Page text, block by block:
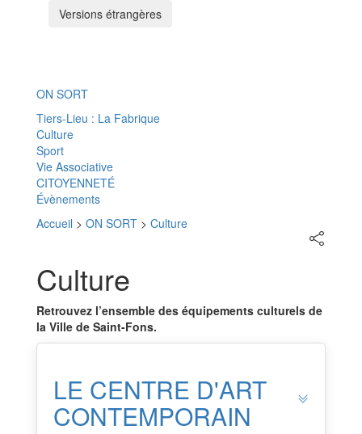
Versions étrangères
ON SORT
Tiers-Lieu : La Fabrique
Culture
Sport
Vie Associative
CITOYENNETÉ
Évènements
Accueil > ON SORT > Culture
Partager
sur
Culture
Retrouvez l’ensemble des équipements culturels de
la Ville de Saint-Fons.
LE CENTRE D'ART
CONTEMPORAIN